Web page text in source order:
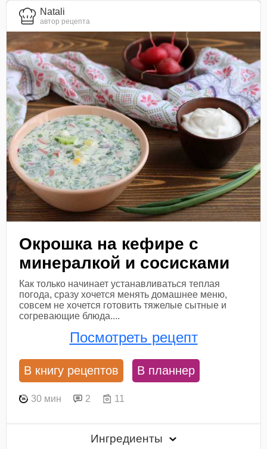
Natali
автор рецепта
Окрошка на кефире с
минералкой и сосисками
Как только начинает устанавливаться теплая
погода, сразу хочется менять домашнее меню,
совсем не хочется готовить тяжелые сытные и
согревающие блюда....
Посмотреть рецепт
В книгу рецептов В планнер
30 мин 2 11
Ингредиенты